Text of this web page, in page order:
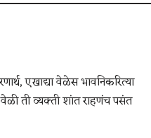
एखाद्या वेळेस भावनिकरित्या
ती व्यक्ती शांत राहणंच पसंत